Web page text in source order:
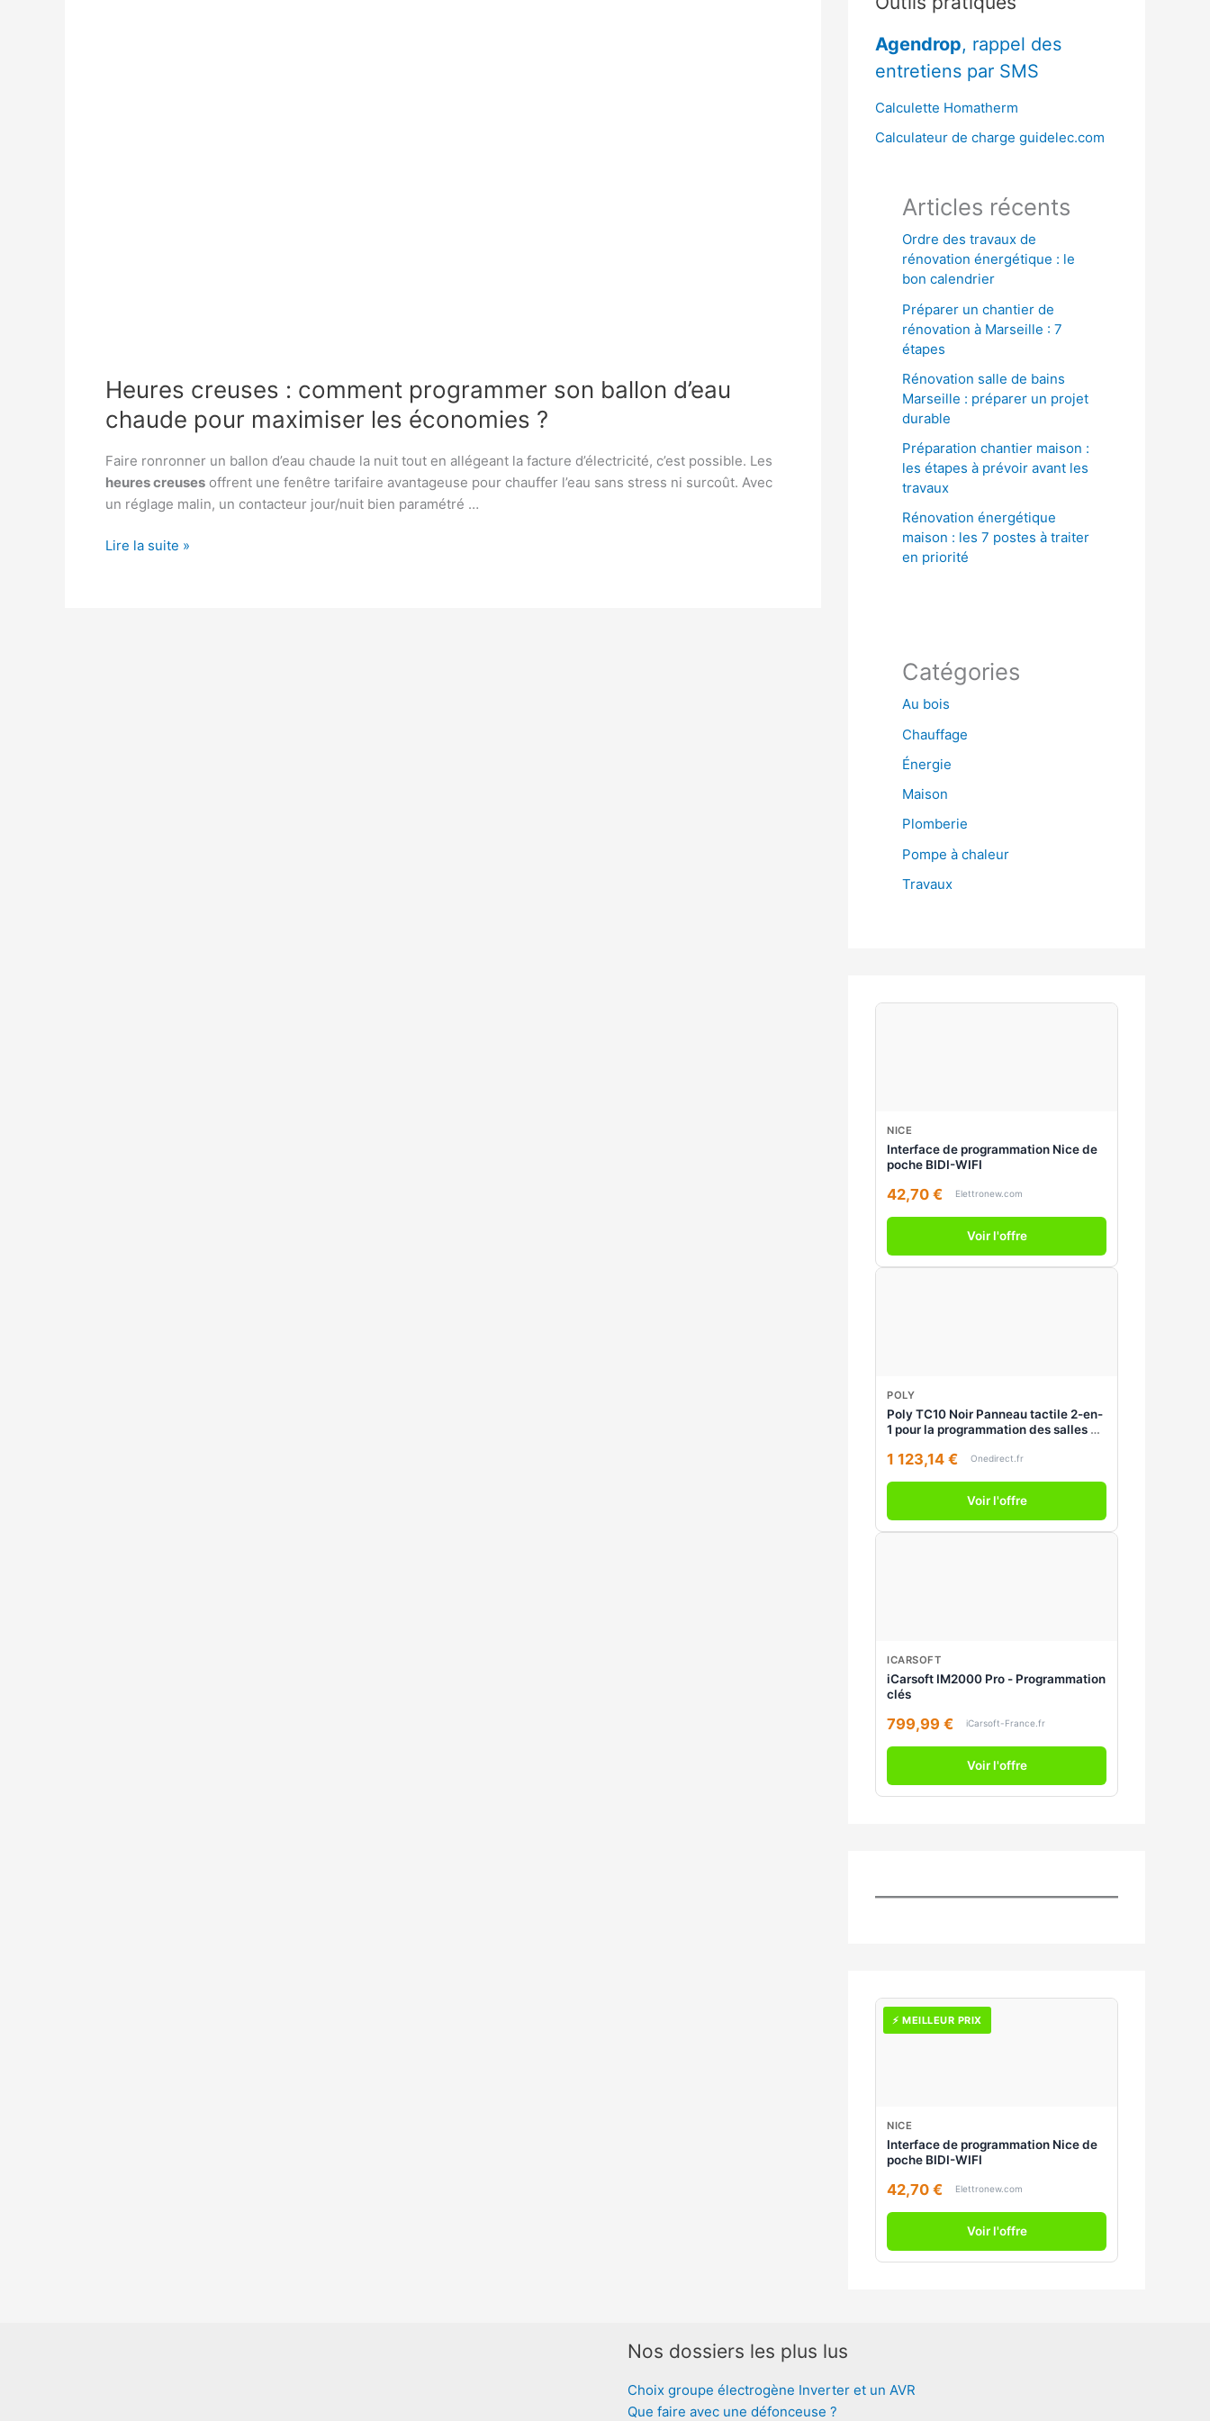
Heures creuses : comment programmer son ballon d’eau
chaude pour maximiser les économies ?
Faire ronronner un ballon d’eau chaude la nuit tout en allégeant la facture d’électricité, c’est possible. Les
heures creuses offrent une fenêtre tarifaire avantageuse pour chauffer l’eau sans stress ni surcoût. Avec
un réglage malin, un contacteur jour/nuit bien paramétré …
Heures
Lire la suite »
c
h
e
r
Agendrop, rappel des
entretiens par SMS
Calculette Homatherm
Calculateur de charge guidelec.com
Articles récents
Ordre des travaux de
rénovation énergétique : le
bon calendrier
Préparer un chantier de
rénovation à Marseille : 7
étapes
Rénovation salle de bains
Marseille : préparer un projet
durable
Préparation chantier maison :
les étapes à prévoir avant les
travaux
Rénovation énergétique
maison : les 7 postes à traiter
en priorité
Catégories
Au bois
Chauffage
Énergie
Maison
Plomberie
Pompe à chaleur
Travaux
NICE
Interface de programmation Nice de
poche BIDI-WIFI
42,70 € Elettronew.com
Voir l'offre
POLY
Poly TC10 Noir Panneau tactile 2-en-
1 pour la programmation des salles et
1 123,14 € Onedirect.fr
Voir l'offre
ICARSOFT
iCarsoft IM2000 Pro - Programmation
clés
799,99 € iCarsoft-France.fr
Voir l'offre
⚡ MEILLEUR PRIX
NICE
Interface de programmation Nice de
poche BIDI-WIFI
42,70 € Elettronew.com
Voir l'offre
Nos dossiers les plus lus
Choix groupe électrogène Inverter et un AVR
Que faire avec une défonceuse ?